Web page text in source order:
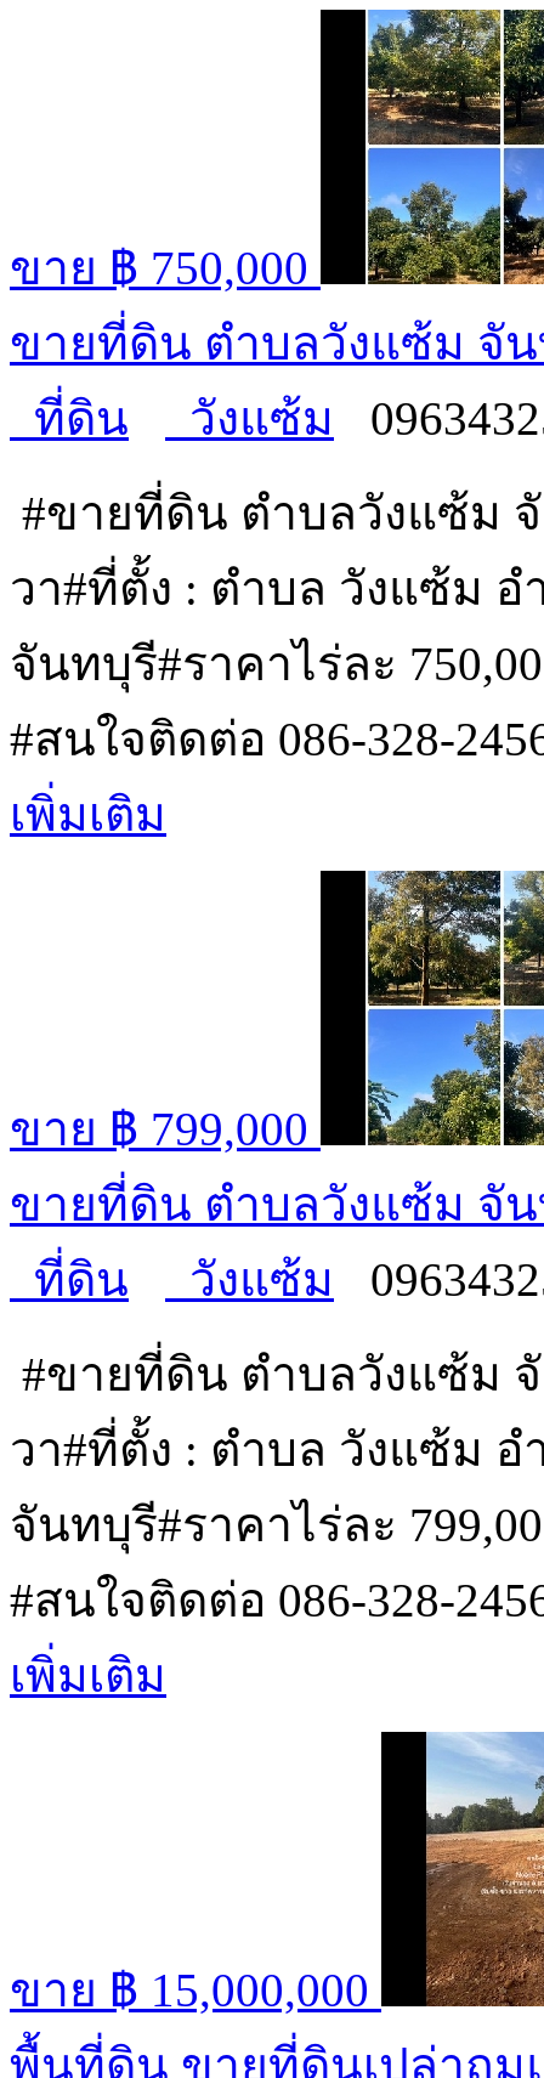
ขาย ฿ 750,000
ขายที่ดิน ตำบลวังแซ้ม จัน
ที่ดิน
วังแซ้ม
#ขายที่ดิน ตำบลวังแซ้ม จั
วา#ที่ตั้ง : ตำบล วังแซ้ม อ
จันทบุรี#ราคาไร่ละ
#สนใจติดต่อ 086-328-
เพิ่มเติม
ขาย ฿ 799,000
ขายที่ดิน ตำบลวังแซ้ม จัน
ที่ดิน
วังแซ้ม
#ขายที่ดิน ตำบลวังแซ้ม จั
วา#ที่ตั้ง : ตำบล วังแซ้ม อ
จันทบุรี#ราคาไร่ละ
#สนใจติดต่อ 086-328-
เพิ่มเติม
ขาย ฿ 15,000,000
พื้นที่ดิน ขายที่ดินเปล่าถม